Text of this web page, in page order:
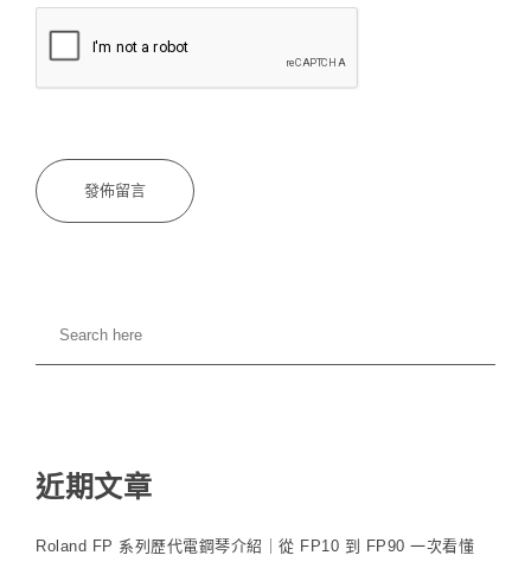
近期文章
Roland FP 系列歷代電鋼琴介紹｜從 FP10 到 FP90 一次看懂